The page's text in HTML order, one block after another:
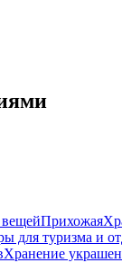
Прихожая
для туризма и
Хранение